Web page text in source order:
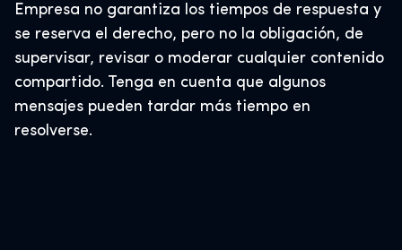
Empresa no garantiza los tiempos de respuesta y
se reserva el derecho, pero no la obligación, de
supervisar, revisar o moderar cualquier contenido
compartido. Tenga en cuenta que algunos
mensajes pueden tardar más tiempo en
resolverse.